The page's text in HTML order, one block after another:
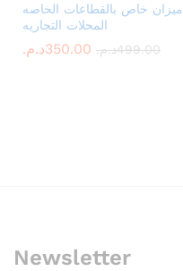
ميزان خاص بالقطاعات الخاصه
المحلات التجاريه
350.00د.م. 499.00د.م.
Newsletter